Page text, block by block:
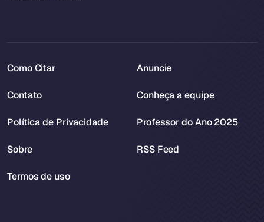
Como Citar
Contato
Política de Privacidade
Sobre
Termos de uso
Anuncie
Conheça a equipe
Professor do Ano 2025
RSS Feed